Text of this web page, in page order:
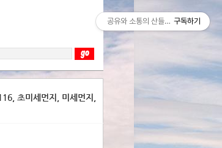
초미세먼지, 미세먼지,
공유와 소통의 산들바람구독하기